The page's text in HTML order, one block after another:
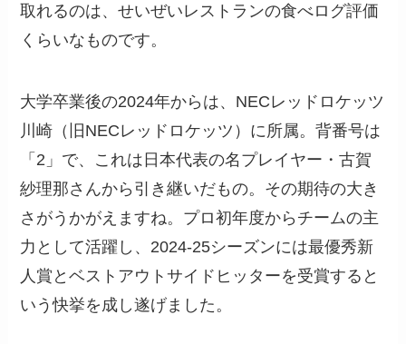
取れるのは、せいぜいレストランの食べログ評価
くらいなものです。
大学卒業後の2024年からは、NECレッドロケッツ
川崎（旧NECレッドロケッツ）に所属。背番号は
「2」で、これは日本代表の名プレイヤー・古賀
紗理那さんから引き継いだもの。その期待の大き
さがうかがえますね。プロ初年度からチームの主
力として活躍し、2024-25シーズンには最優秀新
人賞とベストアウトサイドヒッターを受賞すると
いう快挙を成し遂げました。